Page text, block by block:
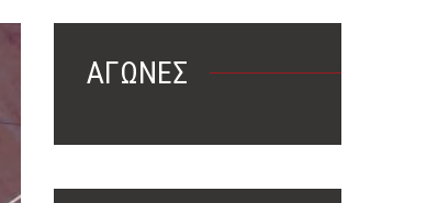
ΑΓΏΝΕΣ